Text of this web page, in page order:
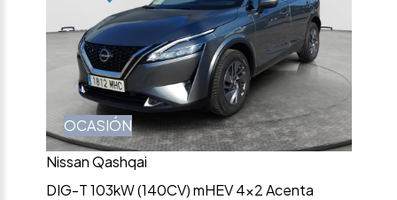
OCASIÓN
Nissan Qashqai
DIG-T 103kW (140CV) mHEV 4×2 Acenta